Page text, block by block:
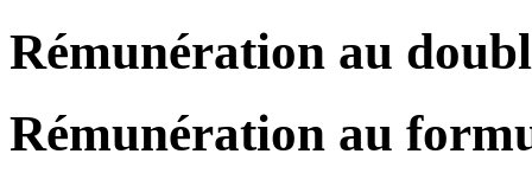
Rémunération au
Rémunération au